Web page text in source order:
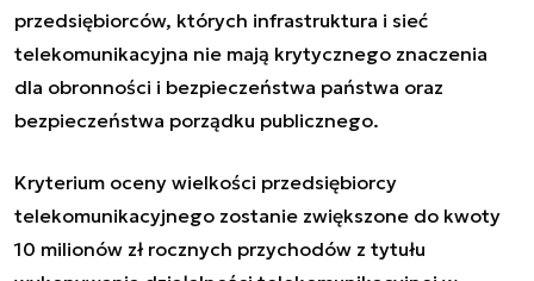
przedsiębiorców, których infrastruktura i sieć
telekomunikacyjna nie mają krytycznego znaczenia
dla obronności i bezpieczeństwa państwa oraz
bezpieczeństwa porządku publicznego.
Kryterium oceny wielkości przedsiębiorcy
telekomunikacyjnego zostanie zwiększone do kwoty
10 milionów zł rocznych przychodów z tytułu